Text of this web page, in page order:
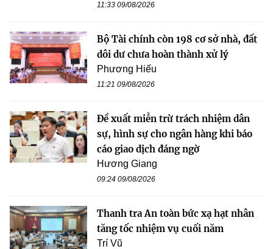
11:33 09/08/2026
Bộ Tài chính còn 198 cơ sở nhà, đất
dôi dư chưa hoàn thành xử lý
Phương Hiếu
11:21 09/08/2026
Đề xuất miễn trừ trách nhiệm dân
sự, hình sự cho ngân hàng khi báo
cáo giao dịch đáng ngờ
Hương Giang
09:24 09/08/2026
Thanh tra An toàn bức xạ hạt nhân
tăng tốc nhiệm vụ cuối năm
Trí Vũ